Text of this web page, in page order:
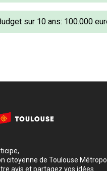
sur 10 ans: 100.000
citoyenne de Toulouse
avis et partagez vos idées.